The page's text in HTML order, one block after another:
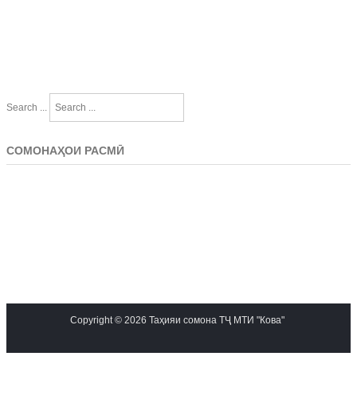
Search ...
СОМОНАҲОИ РАСМӢ
Copyright © 2026 Таҳияи сомона ТҶ МТИ "Кова"